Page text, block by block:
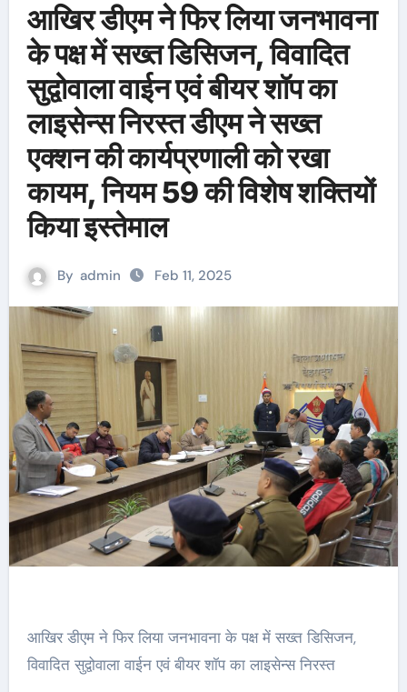
आखिर डीएम ने फिर लिया जनभावना
के पक्ष में सख्त डिसिजन, विवादित
सुद्वोवाला वाईन एवं बीयर शॉप का
लाइसेन्स निरस्त डीएम ने सख्त
एक्शन की कार्यप्रणाली को रखा
कायम, नियम 59 की विशेष शक्तियों
किया इस्तेमाल
By admin Feb 11, 2025
आखिर डीएम ने फिर लिया जनभावना के पक्ष में सख्त डिसिजन,
विवादित सुद्वोवाला वाईन एवं बीयर शॉप का लाइसेन्स निरस्त